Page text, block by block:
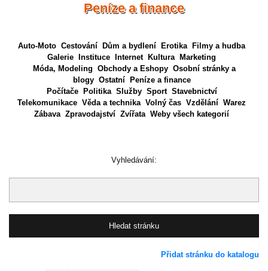
Peníze a finance
Auto-Moto Cestování Dům a bydlení Erotika
Filmy a hudba
Galerie
Instituce Internet Kultura
Marketing
Móda, Modeling Obchody a Eshopy Osobní stránky a
blogy Ostatní
Peníze a finance
Počítače
Politika Služby Sport Stavebnictví
Telekomunikace Věda a technika Volný čas Vzdělání Warez
Zábava Zpravodajství Zvířata Weby všech kategorií
Vyhledávání:
Přidat stránku do katalogu